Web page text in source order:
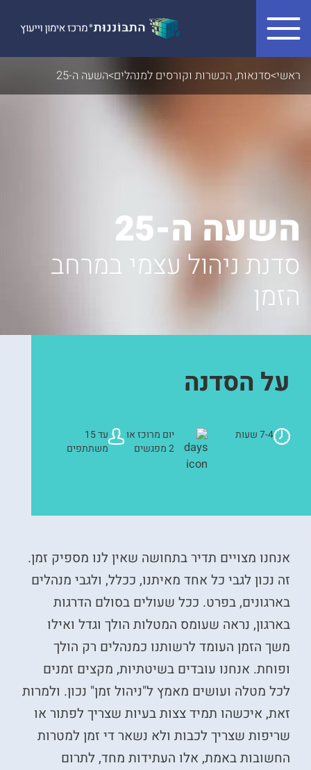
ראשי>סדנאות, הכשרות וקורסים למנהלים>השעה ה-25
השעה ה-25
סדנת ניהול עצמי במרחב
הזמן
על הסדנה
7-4 שעות
יום מרוכז או
2 מפגשים
עד 15
משתתפים
אנחנו מצויים תדיר בתחושה שאין לנו מספיק זמן.
זה נכון לגבי כל אחד מאיתנו, ככלל, ולגבי מנהלים
בארגונים, בפרט. ככל שעולים בסולם הדרגות
בארגון, נראה שעומס המטלות הולך וגדל ואילו
משך הזמן העומד לרשותנו כמנהלים רק הולך
ופוחת. אנחנו עובדים בשיטתיות, מקצים זמנים
לכל מטלה ועושים מאמץ ל"ניהול זמן" נכון. ולמרות
זאת, איכשהו תמיד צצות בעיות שצריך לפתור או
שריפות שצריך לכבות ולא נשאר די זמן למטרות
החשובות באמת, אלו העתידות מחד, לתרום